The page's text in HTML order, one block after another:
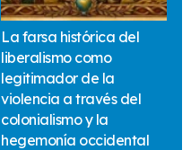
La farsa histórica del
liberalismo como
legitimador de la
violencia a través del
colonialismo y la
hegemonía occidental